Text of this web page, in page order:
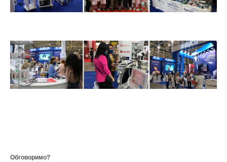
Обговоримо?